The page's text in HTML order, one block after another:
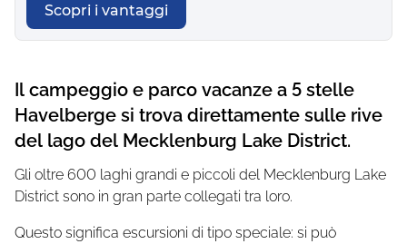
Scopri i vantaggi
Il campeggio e parco vacanze a 5 stelle
Havelberge si trova direttamente sulle rive
del lago del Mecklenburg Lake District.
Gli oltre 600 laghi grandi e piccoli del Mecklenburg Lake
District sono in gran parte collegati tra loro.
Questo significa escursioni di tipo speciale: si può